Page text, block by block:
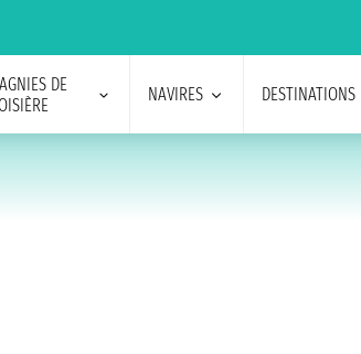
DE
NAVIRES DESTINATIONS